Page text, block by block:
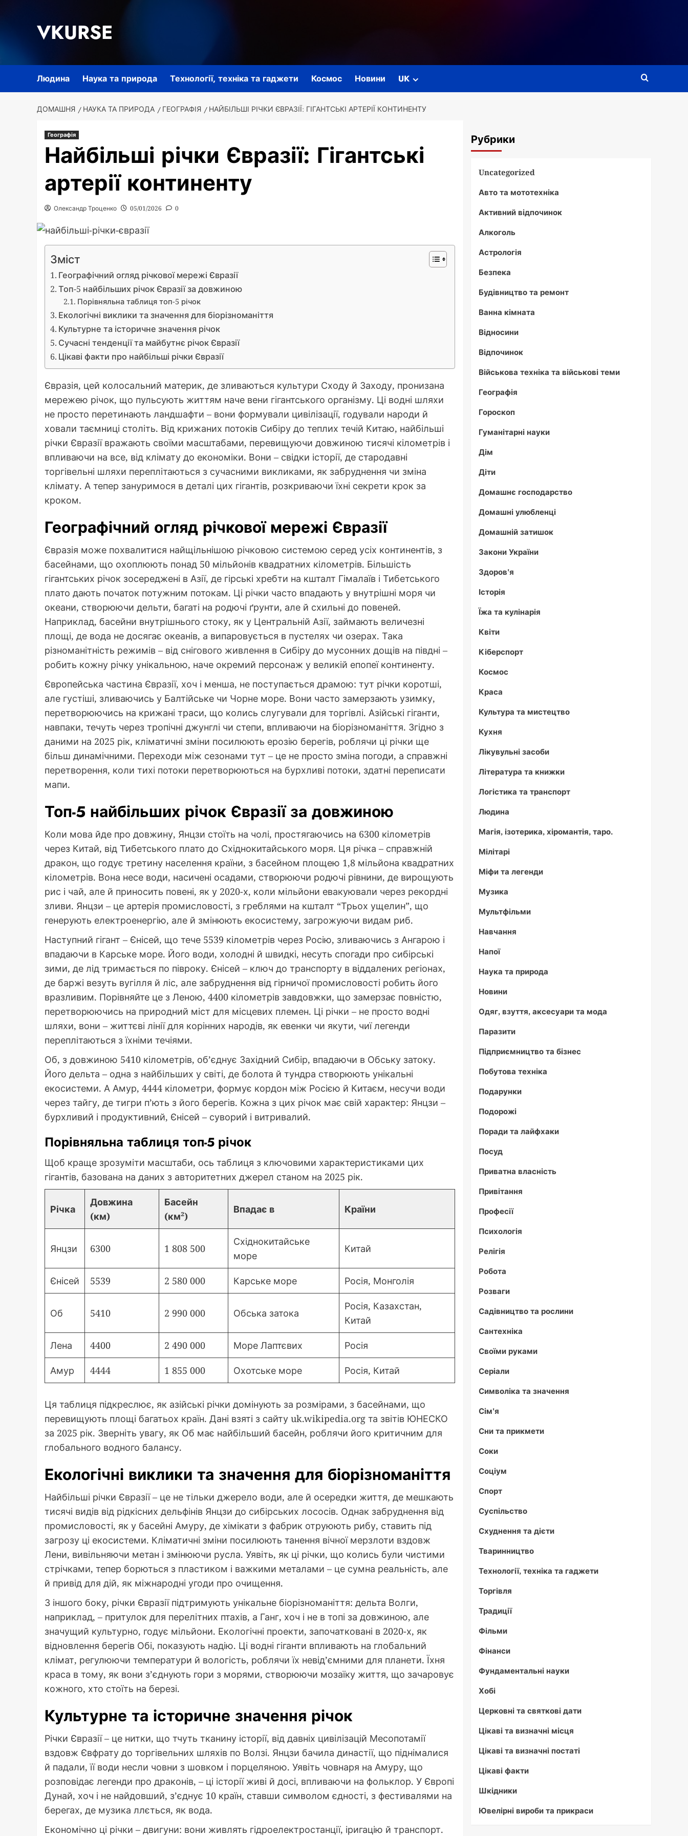
VKURSE
Людина Наука та природа Технології, техніка та гаджети Космос Новини UK
ДОМАШНЯ НАУКА ТА ПРИРОДА ГЕОГРАФІЯ НАЙБІЛЬШІ РІЧКИ ЄВРАЗІЇ: ГІГАНТСЬКІ АРТЕРІЇ КОНТИНЕНТУ
Географія
Найбільші річки Євразії: Гігантські
артерії континенту
Олександр Троценко 05/01/2026 0
Зміст
Географічний огляд річкової мережі Євразії
Топ-5 найбільших річок Євразії за довжиною
Порівняльна таблиця топ-5 річок
Екологічні виклики та значення для біорізноманіття
Культурне та історичне значення річок
Сучасні тенденції та майбутнє річок Євразії
Цікаві факти про найбільші річки Євразії
Євразія, цей колосальний материк, де зливаються культури Сходу й Заходу, пронизана
мережею річок, що пульсують життям наче вени гігантського організму. Ці водні шляхи
не просто перетинають ландшафти – вони формували цивілізації, годували народи й
ховали таємниці століть. Від крижаних потоків Сибіру до теплих течій Китаю, найбільші
річки Євразії вражають своїми масштабами, перевищуючи довжиною тисячі кілометрів і
впливаючи на все, від клімату до економіки. Вони – свідки історії, де стародавні
торгівельні шляхи переплітаються з сучасними викликами, як забруднення чи зміна
клімату. А тепер зануримося в деталі цих гігантів, розкриваючи їхні секрети крок за
кроком.
Географічний огляд річкової мережі Євразії
Євразія може похвалитися найщільнішою річковою системою серед усіх континентів, з
басейнами, що охоплюють понад 50 мільйонів квадратних кілометрів. Більшість
гігантських річок зосереджені в Азії, де гірські хребти на кшталт Гімалаїв і Тибетського
плато дають початок потужним потокам. Ці річки часто впадають у внутрішні моря чи
океани, створюючи дельти, багаті на родючі ґрунти, але й схильні до повеней.
Наприклад, басейни внутрішнього стоку, як у Центральній Азії, займають величезні
площі, де вода не досягає океанів, а випаровується в пустелях чи озерах. Така
різноманітність режимів – від снігового живлення в Сибіру до мусонних дощів на півдні –
робить кожну річку унікальною, наче окремий персонаж у великій епопеї континенту.
Європейська частина Євразії, хоч і менша, не поступається драмою: тут річки коротші,
але густіші, зливаючись у Балтійське чи Чорне море. Вони часто замерзають узимку,
перетворюючись на крижані траси, що колись слугували для торгівлі. Азійські гіганти,
навпаки, течуть через тропічні джунглі чи степи, впливаючи на біорізноманіття. Згідно з
даними на 2025 рік, кліматичні зміни посилюють ерозію берегів, роблячи ці річки ще
більш динамічними. Переходи між сезонами тут – це не просто зміна погоди, а справжні
перетворення, коли тихі потоки перетворюються на бурхливі потоки, здатні переписати
мапи.
Топ-5 найбільших річок Євразії за довжиною
Коли мова йде про довжину, Янцзи стоїть на чолі, простягаючись на 6300 кілометрів
через Китай, від Тибетського плато до Східнокитайського моря. Ця річка – справжній
дракон, що годує третину населення країни, з басейном площею 1,8 мільйона квадратних
кілометрів. Вона несе води, насичені осадами, створюючи родючі рівнини, де вирощують
рис і чай, але й приносить повені, як у 2020-х, коли мільйони евакуювали через рекордні
зливи. Янцзи – це артерія промисловості, з греблями на кшталт “Трьох ущелин”, що
генерують електроенергію, але й змінюють екосистему, загрожуючи видам риб.
Наступний гігант – Єнісей, що тече 5539 кілометрів через Росію, зливаючись з Ангарою і
впадаючи в Карське море. Його води, холодні й швидкі, несуть спогади про сибірські
зими, де лід тримається по півроку. Єнісей – ключ до транспорту в віддалених регіонах,
де баржі везуть вугілля й ліс, але забруднення від гірничої промисловості робить його
вразливим. Порівняйте це з Леною, 4400 кілометрів завдовжки, що замерзає повністю,
перетворюючись на природний міст для місцевих племен. Ці річки – не просто водні
шляхи, вони – життєві лінії для корінних народів, як евенки чи якути, чиї легенди
переплітаються з їхніми течіями.
Об, з довжиною 5410 кілометрів, об’єднує Західний Сибір, впадаючи в Обську затоку.
Його дельта – одна з найбільших у світі, де болота й тундра створюють унікальні
екосистеми. А Амур, 4444 кілометри, формує кордон між Росією й Китаєм, несучи води
через тайгу, де тигри п’ють з його берегів. Кожна з цих річок має свій характер: Янцзи –
бурхливий і продуктивний, Єнісей – суворий і витривалий.
Порівняльна таблиця топ-5 річок
Щоб краще зрозуміти масштаби, ось таблиця з ключовими характеристиками цих
гігантів, базована на даних з авторитетних джерел станом на 2025 рік.
Річка
Довжина
(км)
Басейн
(км²)
Впадає в Країни
Янцзи 6300 1 808 500
Східнокитайське
море
Китай
Єнісей 5539 2 580 000 Карське море Росія, Монголія
Об 5410 2 990 000 Обська затока
Росія, Казахстан,
Китай
Лена 4400 2 490 000 Море Лаптєвих Росія
Амур 4444 1 855 000 Охотське море Росія, Китай
Ця таблиця підкреслює, як азійські річки домінують за розмірами, з басейнами, що
перевищують площі багатьох країн. Дані взяті з сайту uk.wikipedia.org та звітів ЮНЕСКО
за 2025 рік. Зверніть увагу, як Об має найбільший басейн, роблячи його критичним для
глобального водного балансу.
Екологічні виклики та значення для біорізноманіття
Найбільші річки Євразії – це не тільки джерело води, але й осередки життя, де мешкають
тисячі видів від рідкісних дельфінів Янцзи до сибірських лососів. Однак забруднення від
промисловості, як у басейні Амуру, де хімікати з фабрик отруюють рибу, ставить під
загрозу ці екосистеми. Кліматичні зміни посилюють танення вічної мерзлоти вздовж
Лени, вивільняючи метан і змінюючи русла. Уявіть, як ці річки, що колись були чистими
стрічками, тепер борються з пластиком і важкими металами – це сумна реальність, але
й привід для дій, як міжнародні угоди про очищення.
З іншого боку, річки Євразії підтримують унікальне біорізноманіття: дельта Волги,
наприклад, – притулок для перелітних птахів, а Ганг, хоч і не в топі за довжиною, але
значущий культурно, годує мільйони. Екологічні проекти, започатковані в 2020-х, як
відновлення берегів Обі, показують надію. Ці водні гіганти впливають на глобальний
клімат, регулюючи температури й вологість, роблячи їх невід’ємними для планети. Їхня
краса в тому, як вони з’єднують гори з морями, створюючи мозаїку життя, що зачаровує
кожного, хто стоїть на березі.
Культурне та історичне значення річок
Річки Євразії – це нитки, що тчуть тканину історії, від давніх цивілізацій Месопотамії
вздовж Євфрату до торгівельних шляхів по Волзі. Янцзи бачила династії, що піднімалися
й падали, її води несли човни з шовком і порцеляною. Уявіть човнаря на Амуру, що
розповідає легенди про драконів, – ці історії живі й досі, впливаючи на фольклор. У Європі
Дунай, хоч і не найдовший, з’єднує 10 країн, ставши символом єдності, з фестивалями на
берегах, де музика ллється, як вода.
Економічно ці річки – двигуни: вони живлять гідроелектростанції, іригацію й транспорт.
Рубрики
Uncategorized
Авто та мототехніка
Активний відпочинок
Алкоголь
Астрологія
Безпека
Будівництво та ремонт
Ванна кімната
Відносини
Відпочинок
Військова техніка та військові теми
Географія
Гороскоп
Гуманітарні науки
Дім
Діти
Домашнє господарство
Домашні улюбленці
Домашній затишок
Закони України
Здоров'я
Історія
Їжа та кулінарія
Квіти
Кіберспорт
Космос
Краса
Культура та мистецтво
Кухня
Лікувульні засоби
Література та книжки
Логістика та транспорт
Людина
Магія, ізотерика, хіромантія, таро.
Мілітарі
Міфи та легенди
Музика
Мультфільми
Навчання
Напої
Наука та природа
Новини
Одяг, взуття, аксесуари та мода
Паразити
Підприємництво та бізнес
Побутова техніка
Подарунки
Подорожі
Поради та лайфхаки
Посуд
Приватна власність
Привітання
Професії
Психологія
Релігія
Робота
Розваги
Садівництво та рослини
Сантехніка
Своїми руками
Серіали
Символіка та значення
Сім'я
Сни та прикмети
Соки
Соціум
Спорт
Суспільство
Схуднення та дієти
Тваринництво
Технології, техніка та гаджети
Торгівля
Традиції
Фільми
Фінанси
Фундаментальні науки
Хобі
Церковні та святкові дати
Цікаві та визначні місця
Цікаві та визначні постаті
Цікаві факти
Шкідники
Ювелірні вироби та прикраси